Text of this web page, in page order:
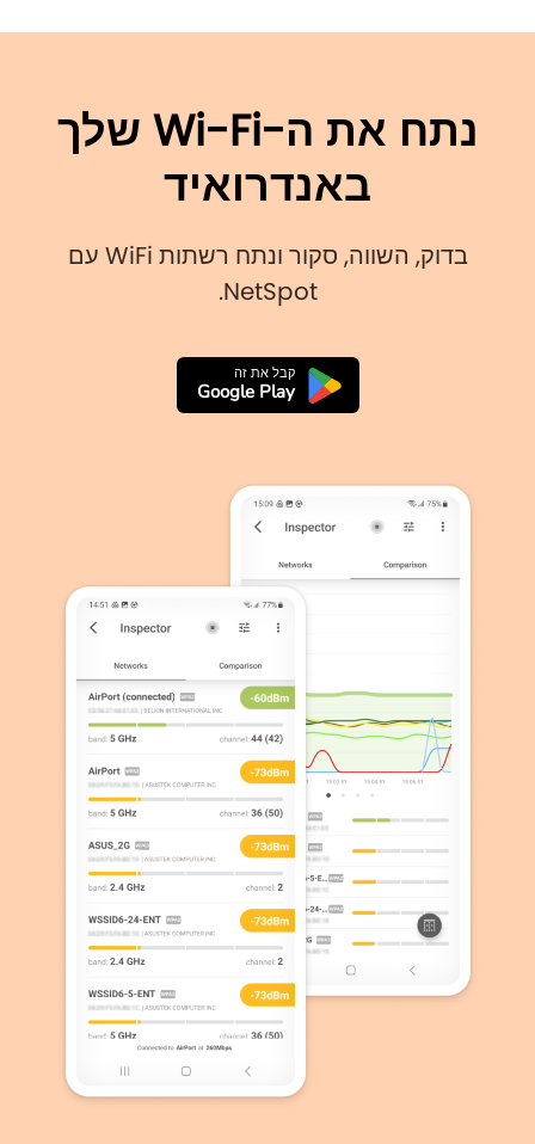
נתח את ה-Wi-Fi שלך
באנדרואיד
בדוק, השווה, סקור ונתח רשתות WiFi עם
NetSpot.
קבל את זה
Google Play